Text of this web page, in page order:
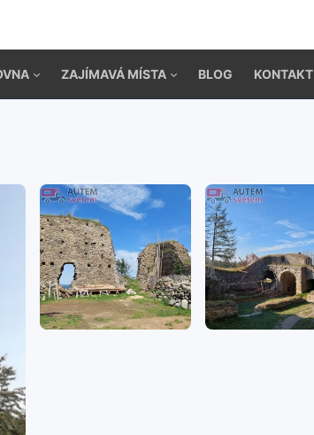
ZAJÍMAVÁ MÍSTA BLOG KONTAKT